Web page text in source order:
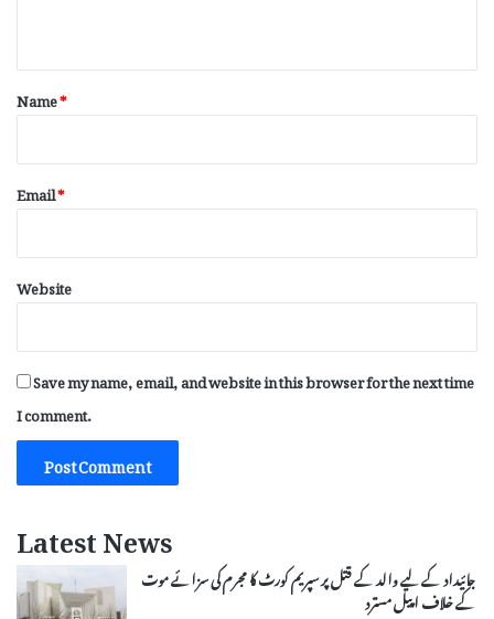
*
Name*
Email*
Website
Save my name, email, and website in this browser for the next time
I comment.
Latest News
جائیداد کے لیے والد کے قتل پر سپریم کورٹ کا مجرم کی سزائے موت
کے خلاف اپیل مسترد